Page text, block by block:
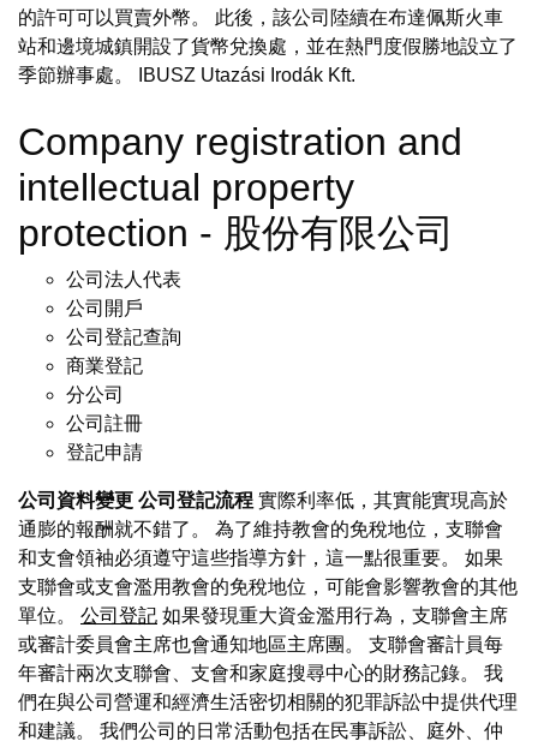
的許可可以買賣外幣。 此後，該公司陸續在布達佩斯火車
站和邊境城鎮開設了貨幣兌換處，並在熱門度假勝地設立了
季節辦事處。 IBUSZ Utazási Irodák Kft.
Company registration and
intellectual property
protection - 股份有限公司
公司法人代表
公司開戶
公司登記查詢
商業登記
分公司
公司註冊
登記申請
公司資料變更 公司登記流程 實際利率低，其實能實現高於
通膨的報酬就不錯了。 為了維持教會的免稅地位，支聯會
和支會領袖必須遵守這些指導方針，這一點很重要。 如果
支聯會或支會濫用教會的免稅地位，可能會影響教會的其他
單位。 公司登記 如果發現重大資金濫用行為，支聯會主席
或審計委員會主席也會通知地區主席團。 支聯會審計員每
年審計兩次支聯會、支會和家庭搜尋中心的財務記錄。 我
們在與公司營運和經濟生活密切相關的犯罪訴訟中提供代理
和建議。 我們公司的日常活動包括在民事訴訟、庭外、仲